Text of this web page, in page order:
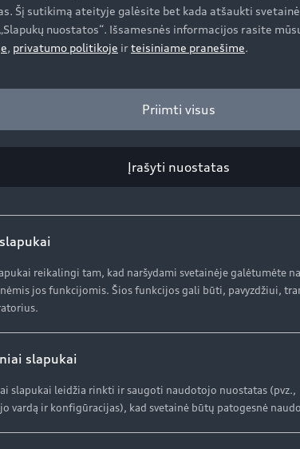
km; CO₂ emisija (mišriojo ciklo vertė): 0 g/km; CO₂ klasė: A
Šį sutikimą ateityje galėsite bet kada atšaukti
nuostatos“. Išsamesnės informacijos rasite
, privatumo politikoje irteisiniame pranešime.
Priimti visus
Įrašyti nuostatas
reikalingi tam, kad naršydami svetainėje galėtumėte
jos funkcijomis. Šios funkcijos gali būti, pavyzdžiui,
slapukai
slapukai leidžia rinkti ir saugoti naudotojo nuostatas (pvz.,
vardą ir konfigūracijas), kad svetainė būtų patogesnė